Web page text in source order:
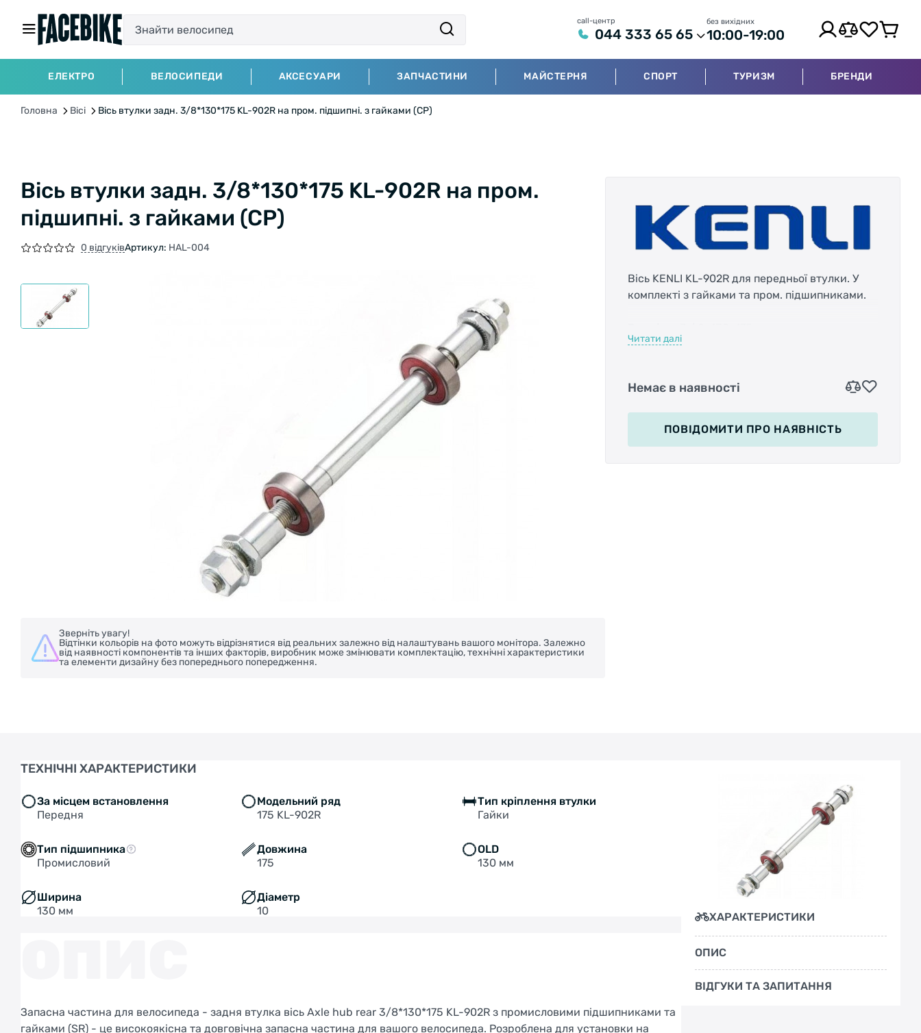
call-центр
044 333 65 65
без вихідних
10:00-19:00
ЕЛЕКТРО ВЕЛОСИПЕДИ АКСЕСУАРИ ЗАПЧАСТИНИ МАЙСТЕРНЯ СПОРТ ТУРИЗМ БРЕНДИ
Головна Вісі Вісь втулки задн. 3/8*130*175 KL-902R на пром. підшипні. з гайками (СР)
Вісь втулки задн. 3/8*130*175 KL-902R на пром.
підшипні. з гайками (СР)
0 відгуківАртикул: HAL-004
Зверніть увагу!
Відтінки кольорів на фото можуть відрізнятися від реальних залежно від налаштувань вашого монітора. Залежно
від наявності компонентів та інших факторів, виробник може змінювати комплектацію, технічні характеристики
та елементи дизайну без попереднього попередження.
Вісь KENLI KL-902R для передньої втулки. У
комплекті з гайками та пром. підшипниками.
Читати далі
Немає в наявності
ПОВІДОМИТИ ПРО НАЯВНІСТЬ
ТЕХНІЧНІ ХАРАКТЕРИСТИКИ
За місцем встановлення
Передня
Модельний ряд
175 KL-902R
Тип кріплення втулки
Гайки
Тип підшипника
Промисловий
Довжина
175
OLD
130 мм
Ширина
130 мм
Діаметр
10
Запасна частина для велосипеда - задня втулка вісь Axle hub rear 3/8*130*175 KL-902R з промисловими підшипниками та
гайками (SR) - це високоякісна та довговічна запасна частина для вашого велосипеда. Розроблена для установки на
ХАРАКТЕРИСТИКИ
ОПИС
ВІДГУКИ ТА ЗАПИТАННЯ